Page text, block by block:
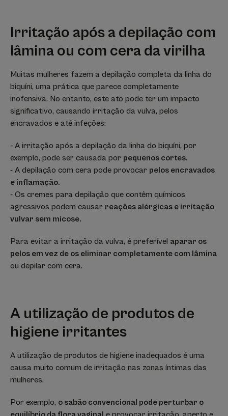
Irritação após a depilação com
lâmina ou com cera da virilha
Muitas mulheres fazem a depilação completa da linha do
biquíni, uma prática que parece completamente
inofensiva. No entanto, este ato pode ter um impacto
significativo, causando irritação da vulva, pelos
encravados e até infeções:
- A irritação após a depilação da linha do biquíni, por
exemplo, pode ser causada por pequenos cortes.
- A depilação com cera pode provocar pelos encravados
e inflamação.
- Os cremes para depilação que contêm químicos
agressivos podem causar reações alérgicas e irritação
vulvar sem micose.
Para evitar a irritação da vulva, é preferível aparar os
pelos em vez de os eliminar completamente com lâmina
ou depilar com cera.
A utilização de produtos de
higiene irritantes
A utilização de produtos de higiene inadequados é uma
causa muito comum de irritação nas zonas íntimas das
mulheres.
Por exemplo, o sabão convencional pode perturbar o